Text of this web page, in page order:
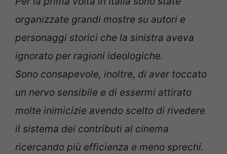
organizzate grandi mostre su autori e
personaggi storici che la sinistra aveva
ignorato per ragioni ideologiche.
Sono consapevole, inoltre, di aver toccato
un nervo sensibile e di essermi attirato
molte inimicizie avendo scelto di rivedere
il sistema dei contributi al cinema
ricercando più efficienza e meno sprechi.